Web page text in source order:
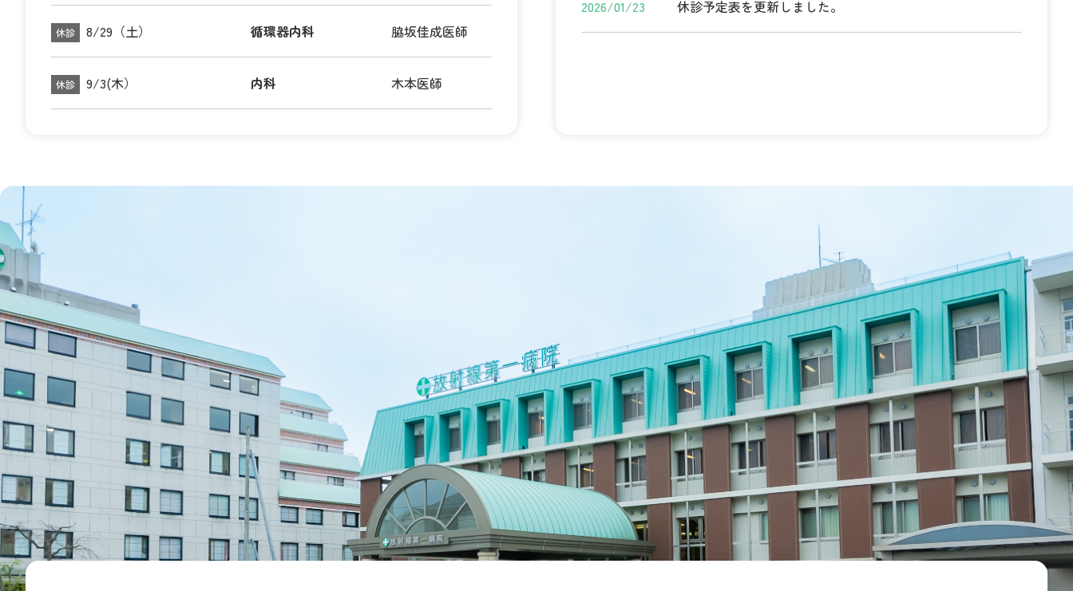
休診 8/29（土） 循環器内科 脇坂佳成医師
休診 9/3(木） 内科 木本医師
2026/01/23 休診予定表を更新しました。